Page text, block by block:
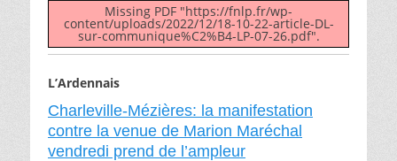
Missing PDF "https://fnlp.fr/wp-
content/uploads/2022/12/18-10-22-article-DL-
sur-communique%C2%B4-LP-07-26.pdf".
L’Ardennais
Charleville-Mézières: la manifestation
contre la venue de Marion Maréchal
vendredi prend de l’ampleur